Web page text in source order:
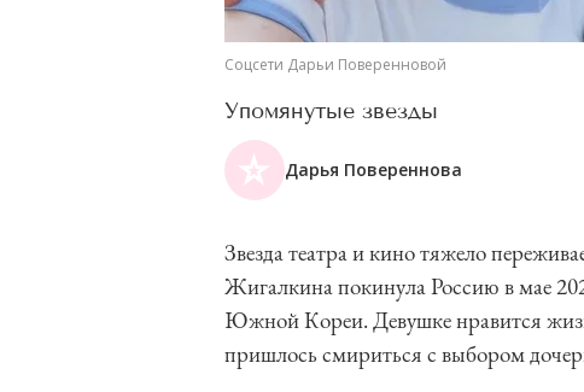
Соцсети Дарьи Поверенновой
Упомянутые звезды
Дарья Повереннова
Звезда театра и кино тяжело
Жигалкина покинула Россию в мае
Южной Кореи. Девушке нравится
пришлось смириться с выбором